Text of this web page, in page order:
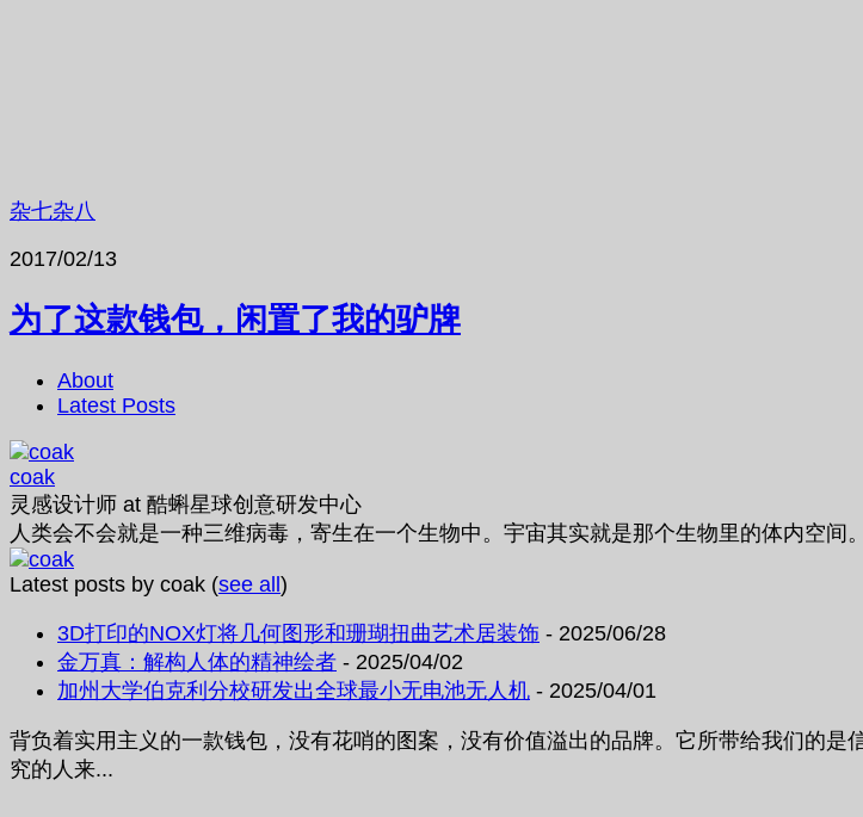
杂七杂八
2017/02/13
为了这款钱包，闲置了我的驴牌
About
Latest Posts
coak
灵感设计师 at 酷蝌星球创意研发中心
人类会不会就是一种三维病毒，寄生在一个生物中。宇宙其实就是那个生物里的体内空间。
Latest posts by coak (see all)
3D打印的NOX灯将几何图形和珊瑚扭曲艺术居装饰 - 2025/06/28
金万真：解构人体的精神绘者 - 2025/04/02
加州大学伯克利分校研发出全球最小无电池无人机 - 2025/04/01
背负着实用主义的一款钱包，没有花哨的图案，没有价值溢出的品牌。它所带给我们的
究的人来...